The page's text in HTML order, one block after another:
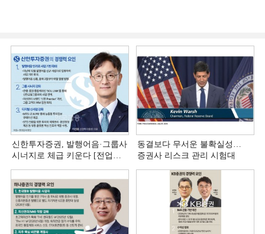
신한투자증권, 발행어음·그룹사
시너지로 체급 키운다 [전업계
동결보다 무서운 불확실성…
증권사 리스크 관리 시험대